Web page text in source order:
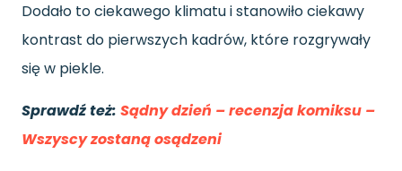
Dodało to ciekawego klimatu i stanowiło ciekawy
kontrast do pierwszych kadrów, które rozgrywały
się w piekle.
Sprawdź też: Sądny dzień – recenzja komiksu –
Wszyscy zostaną osądzeni